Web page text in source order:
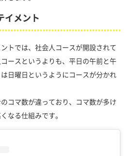
イメント
トでは、社会人コースが開設されて
ースというよりも、平日の午前と午
日曜日というようにコースが分かれ
コマ数が違っており、コマ数が多け
なる仕組みです。